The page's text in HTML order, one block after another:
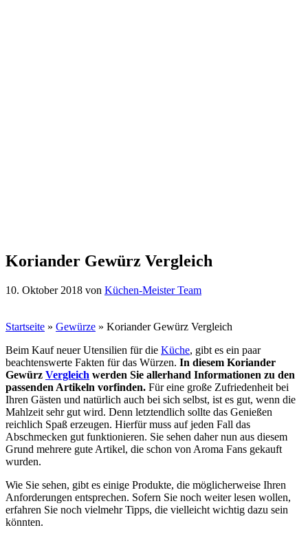
Koriander Gewürz Vergleich
10. Oktober 2018 von Küchen-Meister Team
Startseite » Gewürze » Koriander Gewürz Vergleich
Beim Kauf neuer Utensilien für die Küche, gibt es ein paar
beachtenswerte Fakten für das Würzen. In diesem Koriander
Gewürz Vergleich werden Sie allerhand Informationen zu den
passenden Artikeln vorfinden. Für eine große Zufriedenheit bei
Ihren Gästen und natürlich auch bei sich selbst, ist es gut, wenn die
Mahlzeit sehr gut wird. Denn letztendlich sollte das Genießen
reichlich Spaß erzeugen. Hierfür muss auf jeden Fall das
Abschmecken gut funktionieren. Sie sehen daher nun aus diesem
Grund mehrere gute Artikel, die schon von Aroma Fans gekauft
wurden.
Wie Sie sehen, gibt es einige Produkte, die möglicherweise Ihren
Anforderungen entsprechen. Sofern Sie noch weiter lesen wollen,
erfahren Sie noch vielmehr Tipps, die vielleicht wichtig dazu sein
könnten.